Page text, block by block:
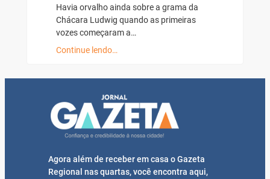
Havia orvalho ainda sobre a grama da
Chácara Ludwig quando as primeiras
vozes começaram a…
Continue lendo…
Agora além de receber em casa o Gazeta
Regional nas quartas, você encontra aqui,